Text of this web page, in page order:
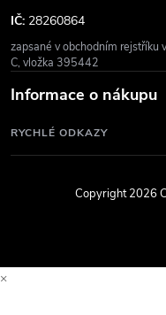
IČ: 28260864
zapsané v obchodním rejstříku
C, vložka 395442
Informace o nákupu
RYCHLÉ ODKAZY
Copyright 2026
×